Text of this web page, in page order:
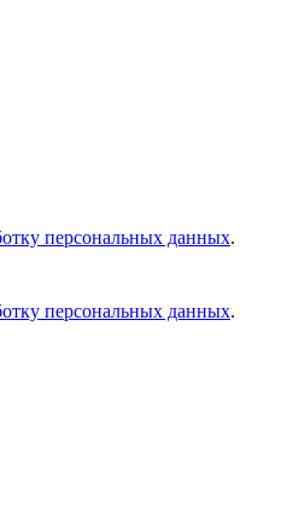
персональных данных.
персональных данных.